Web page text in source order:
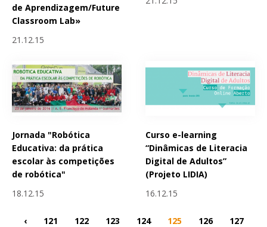
de Aprendizagem/Future
Classroom Lab»
21.12.15
Jornada "Robótica
Educativa: da prática
escolar às competições
de robótica"
18.12.15
Curso e-learning
“Dinâmicas de Literacia
Digital de Adultos”
(Projeto LIDIA)
16.12.15
‹ 121 122 123 124 125 126
127